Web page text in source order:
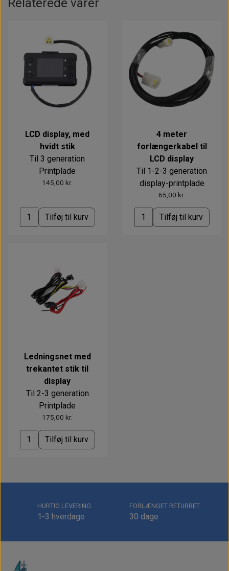
LCD display, med
hvidt stik
Til 3 generation
Printplade
145,00 kr.
Tilføj til kurv
4 meter
forlængerkabel til
LCD display
Til 1-2-3 generation
display-printplade
65,00 kr.
Tilføj til kurv
Ledningsnet med
trekantet stik til
display
Til 2-3 generation
Printplade
175,00 kr.
Tilføj til kurv
HURTIG LEVERING
1-3 hverdage
FORLÆNGET RETURRET
30 dage